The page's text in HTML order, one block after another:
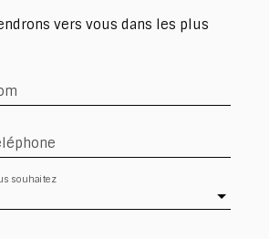
vers vous dans les plus
souhaitez